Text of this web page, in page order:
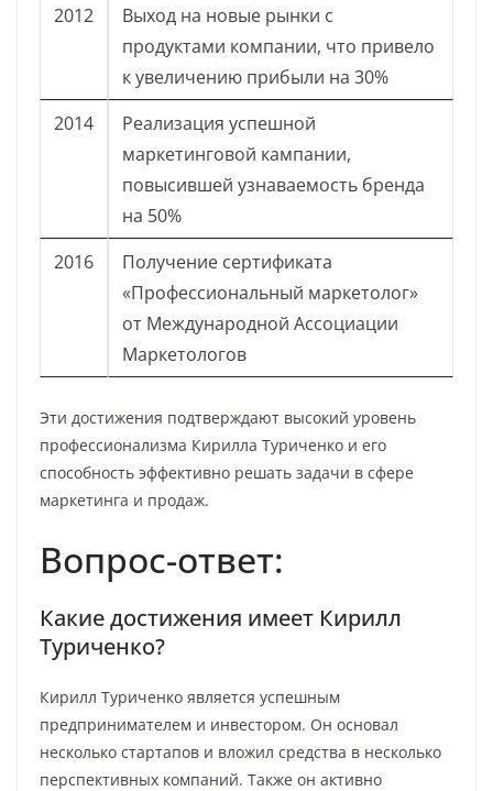
2012
Выход на новые рынки с
продуктами компании, что привело
к увеличению прибыли на 30%
2014
Реализация успешной
маркетинговой кампании,
повысившей узнаваемость бренда
на 50%
2016
Получение сертификата
«Профессиональный маркетолог»
от Международной Ассоциации
Маркетологов
Эти достижения подтверждают высокий уровень
профессионализма Кирилла Туриченко и его
способность эффективно решать задачи в сфере
маркетинга и продаж.
Вопрос-ответ:
Какие достижения имеет Кирилл
Туриченко?
Кирилл Туриченко является успешным
предпринимателем и инвестором. Он основал
несколько стартапов и вложил средства в несколько
перспективных компаний. Также он активно